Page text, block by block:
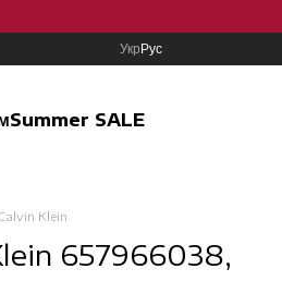
УкрРус
Summer SALE
Klein
657966038,